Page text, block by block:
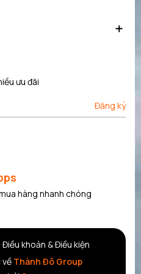
ưu đãi
Đăng ký
hàng nhanh chóng
Điều khoản & Điều kiện
về Thành Đô Group